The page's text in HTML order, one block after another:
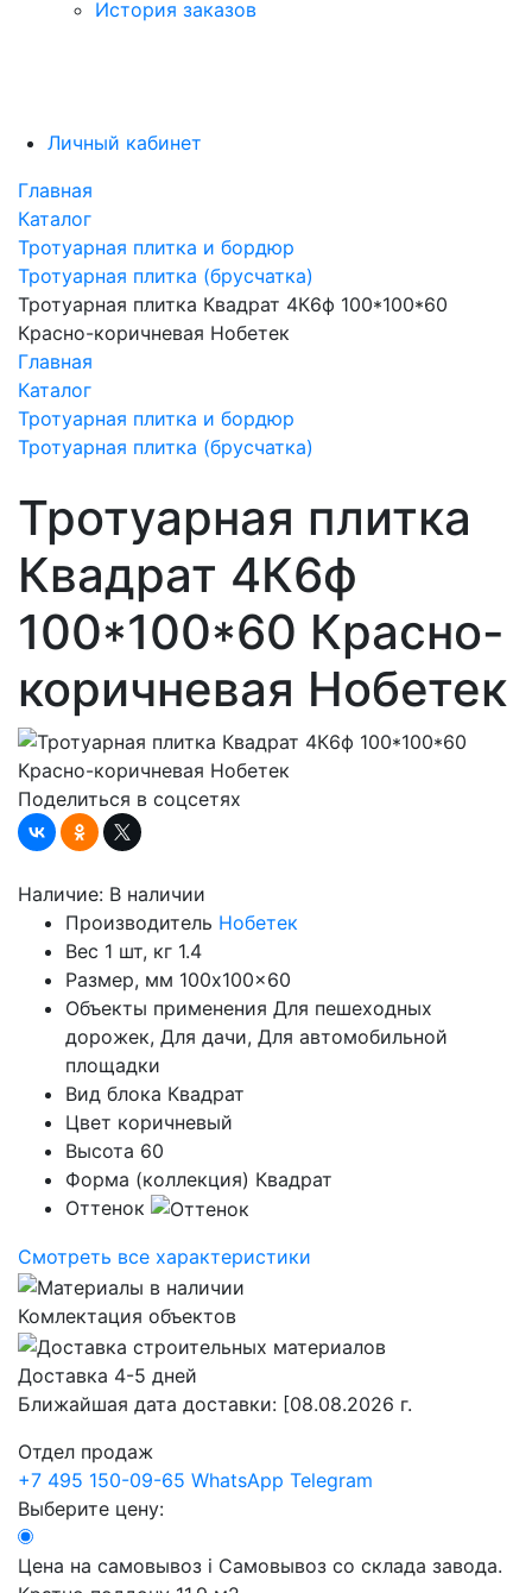
История заказов
Личный кабинет
Главная
Каталог
Тротуарная плитка и бордюр
Тротуарная плитка (брусчатка)
Тротуарная плитка Квадрат 4К6ф 100*100*60
Красно-коричневая Нобетек
Главная
Каталог
Тротуарная плитка и бордюр
Тротуарная плитка (брусчатка)
Тротуарная плитка
Квадрат 4К6ф
100*100*60 Красно-
коричневая Нобетек
Поделиться в соцсетях
Наличие: В наличии
Производитель Нобетек
Вес 1 шт, кг 1.4
Размер, мм 100x100x60
Объекты применения Для пешеходных
дорожек, Для дачи, Для автомобильной
площадки
Вид блока Квадрат
Цвет коричневый
Высота 60
Форма (коллекция) Квадрат
Оттенок
Смотреть все характеристики
Комлектация объектов
Доставка 4-5 дней
Ближайшая дата доставки: [08.08.2026 г.
Отдел продаж
+7 495 150-09-65 WhatsApp Telegram
Выберите цену:
Цена на самовывоз i Самовывоз со склада завода.